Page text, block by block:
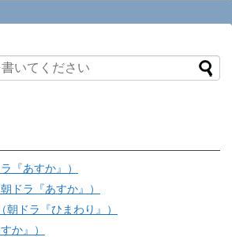
『あすか』）
ドラ『あすか』）
朝ドラ『ひまわり』）
か』）